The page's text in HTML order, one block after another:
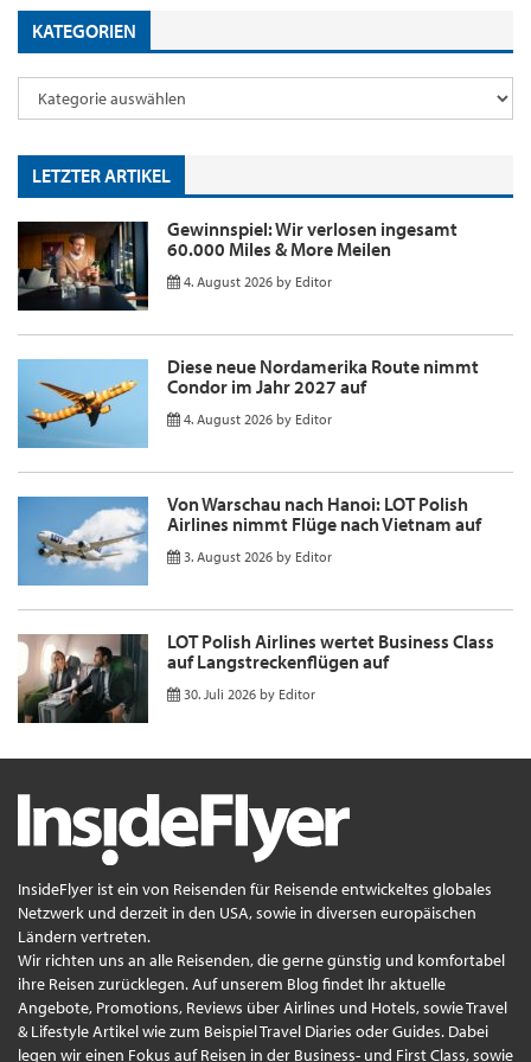
KATEGORIEN
LETZTER ARTIKEL
Gewinnspiel: Wir verlosen ingesamt
60.000 Miles & More Meilen
4. August 2026 by Editor
Diese neue Nordamerika Route nimmt
Condor im Jahr 2027 auf
4. August 2026 by Editor
Von Warschau nach Hanoi: LOT Polish
Airlines nimmt Flüge nach Vietnam auf
3. August 2026 by Editor
LOT Polish Airlines wertet Business Class
auf Langstreckenflügen auf
30. Juli 2026 by Editor
InsideFlyer ist ein von Reisenden für Reisende entwickeltes globales
Netzwerk und derzeit in den USA, sowie in diversen europäischen
Ländern vertreten.
Wir richten uns an alle Reisenden, die gerne günstig und komfortabel
ihre Reisen zurücklegen. Auf unserem Blog findet Ihr aktuelle
Angebote, Promotions, Reviews über Airlines und Hotels, sowie Travel
& Lifestyle Artikel wie zum Beispiel Travel Diaries oder Guides. Dabei
legen wir einen Fokus auf Reisen in der Business- und First Class, sowie